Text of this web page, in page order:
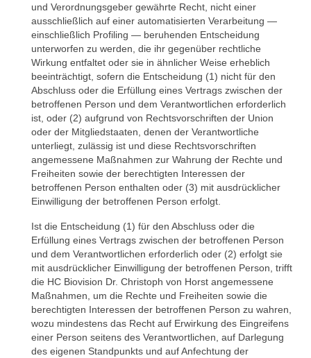
und Verordnungsgeber gewährte Recht, nicht einer
ausschließlich auf einer automatisierten Verarbeitung —
einschließlich Profiling — beruhenden Entscheidung
unterworfen zu werden, die ihr gegenüber rechtliche
Wirkung entfaltet oder sie in ähnlicher Weise erheblich
beeinträchtigt, sofern die Entscheidung (1) nicht für den
Abschluss oder die Erfüllung eines Vertrags zwischen der
betroffenen Person und dem Verantwortlichen erforderlich
ist, oder (2) aufgrund von Rechtsvorschriften der Union
oder der Mitgliedstaaten, denen der Verantwortliche
unterliegt, zulässig ist und diese Rechtsvorschriften
angemessene Maßnahmen zur Wahrung der Rechte und
Freiheiten sowie der berechtigten Interessen der
betroffenen Person enthalten oder (3) mit ausdrücklicher
Einwilligung der betroffenen Person erfolgt.
Ist die Entscheidung (1) für den Abschluss oder die
Erfüllung eines Vertrags zwischen der betroffenen Person
und dem Verantwortlichen erforderlich oder (2) erfolgt sie
mit ausdrücklicher Einwilligung der betroffenen Person, trifft
die HC Biovision Dr. Christoph von Horst angemessene
Maßnahmen, um die Rechte und Freiheiten sowie die
berechtigten Interessen der betroffenen Person zu wahren,
wozu mindestens das Recht auf Erwirkung des Eingreifens
einer Person seitens des Verantwortlichen, auf Darlegung
des eigenen Standpunkts und auf Anfechtung der